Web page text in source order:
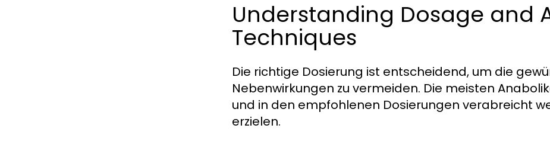
Understanding Dosage and
Techniques
Die richtige Dosierung ist entscheidend, um die
Nebenwirkungen zu vermeiden. Die meisten
und in den empfohlenen Dosierungen verabreicht
erzielen.